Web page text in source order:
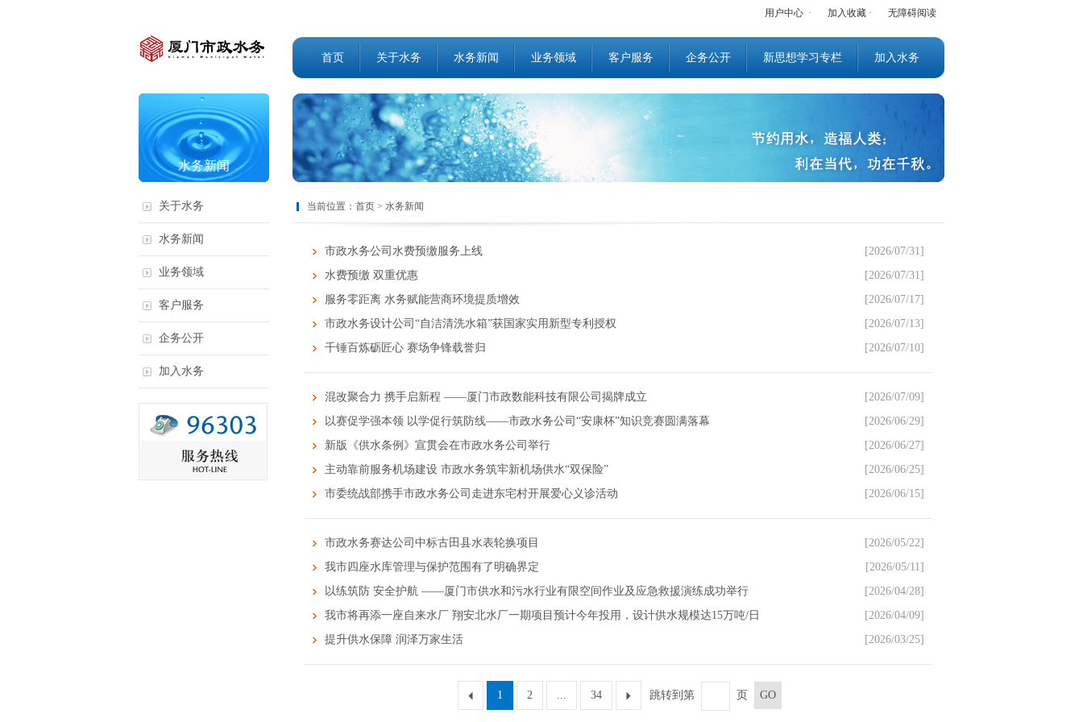
用户中心 · 加入收藏 · 无障碍阅读
首页 关于水务 水务新闻 业务领域 客户服务 企务公开 新思想学习专栏 加入水务
水务新闻
关于水务
水务新闻
业务领域
客户服务
企务公开
加入水务
当前位置： 首页 > 水务新闻
[2026/07/31]
市政水务公司水费预缴服务上线
[2026/07/31]
水费预缴 双重优惠
[2026/07/17]
服务零距离 水务赋能营商环境提质增效
[2026/07/13]
市政水务设计公司“自洁清洗水箱”获国家实用新型专利授权
[2026/07/10]
千锤百炼砺匠心 赛场争锋载誉归
[2026/07/09]
混改聚合力 携手启新程 ——厦门市政数能科技有限公司揭牌成立
[2026/06/29]
以赛促学强本领 以学促行筑防线——市政水务公司“安康杯”知识竞赛圆满落幕
[2026/06/27]
新版《供水条例》宣贯会在市政水务公司举行
[2026/06/25]
主动靠前服务机场建设 市政水务筑牢新机场供水“双保险”
[2026/06/15]
市委统战部携手市政水务公司走进东宅村开展爱心义诊活动
[2026/05/22]
市政水务赛达公司中标古田县水表轮换项目
[2026/05/11]
我市四座水库管理与保护范围有了明确界定
[2026/04/28]
以练筑防 安全护航 ——厦门市供水和污水行业有限空间作业及应急救援演练成功举行
[2026/04/09]
我市将再添一座自来水厂 翔安北水厂一期项目预计今年投用，设计供水规模达15万吨/日
[2026/03/25]
提升供水保障 润泽万家生活
1 2 ... 34 跳转到第 页 GO